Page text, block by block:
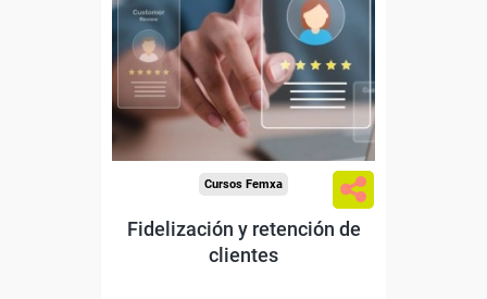
Para desempleados,
trabajadores y autónomos.
Sector
-Grandes Almacenes.
Cursos Femxa
Fidelización y retención de
clientes